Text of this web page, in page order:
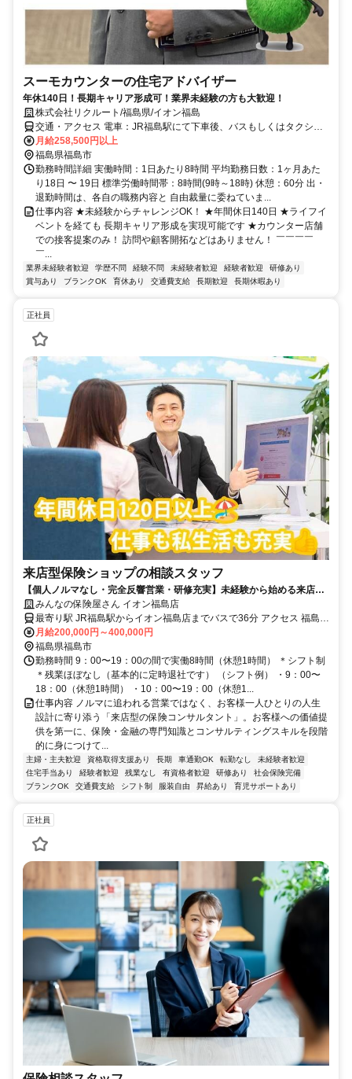
スーモカウンターの住宅アドバイザー
年休140日！長期キャリア形成可！業界未経験の方も大歓迎！
株式会社リクルート/福島県/イオン福島
交通・アクセス 電車：JR福島駅にて下車後、バスもしくはタクシー
でご移動ください。 バス：福島駅東口バス乗り場、福島交通「イオ
ン福島線（御山経由）」に乗車し、「イオン福島店」にて下車（約16
分） 車：カーナビに住所を入力する場合「〒960-0194 福島県福島市
南矢野目字西荒田50-17」 福島駅方面からお越しの場合、13号線に出
て、伊達方面へ15分
月給258,500円以上
福島県福島市
勤務時間詳細 実働時間：1日あたり8時間 平均勤務日数：1ヶ月あた
り18日 〜 19日 標準労働時間帯：8時間(9時～18時) 休憩：60分 出・
退勤時間は、各自の職務内容と 自由裁量に委ねていま...
仕事内容 ★未経験からチャレンジOK！ ★年間休日140日 ★ライフイ
ベントを経ても 長期キャリア形成を実現可能です ★カウンター店舗
での接客提案のみ！ 訪問や顧客開拓などはありません！ ￣￣￣￣
￣...
業界未経験者歓迎 学歴不問 経験不問 未経験者歓迎 経験者歓迎
研修あり
賞与あり
ブランクOK 育休あり 交通費支給 長期歓迎 長期休暇あり
正社員
来店型保険ショップの相談スタッフ
【個人ノルマなし・完全反響営業・研修充実】未経験から始める来店型
保険コンサルタント／残業ほぼなし！
みんなの保険屋さん イオン福島店
最寄り駅 JR福島駅からイオン福島店までバスで36分 アクセス 福島飯
坂ICまたは福島西ICから7～20分
月給200,000円～400,000円
福島県福島市
勤務時間 9：00〜19：00の間で実働8時間（休憩1時間） ＊シフト制
＊残業ほぼなし（基本的に定時退社です） （シフト例） ・9：00〜
18：00（休憩1時間） ・10：00〜19：00（休憩1...
仕事内容 ノルマに追われる営業ではなく、お客様一人ひとりの人生
設計に寄り添う「来店型の保険コンサルタント」。お客様への価値提
供を第一に、保険・金融の専門知識とコンサルティングスキルを段階
的に身につけて...
主婦・主夫歓迎 資格取得支援あり 長期 車通勤OK 転勤なし
未経験者歓迎
住宅手当あり
経験者歓迎 残業なし 有資格者歓迎 研修あり
社会保険完備
ブランクOK
交通費支給 シフト制 服装自由 昇給あり 育児サポートあり
正社員